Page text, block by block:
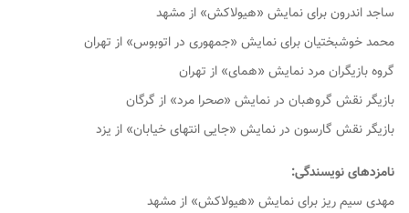
ساجد اندرون برای نمایش «هیولاکش» از مشهد
محمد خوشبختیان برای نمایش «جمهوری در اتوبوس» از تهران
گروه بازیگران مرد نمایش «همای» از تهران
بازیگر نقش گروهبان در نمایش «صحرا مرد» از گرگان
بازیگر نقش گارسون در نمایش «جایی انتهای خیابان» از یزد
نامزدهای نویسندگی:
مهدی سیم ریز برای نمایش «هیولاکش» از مشهد